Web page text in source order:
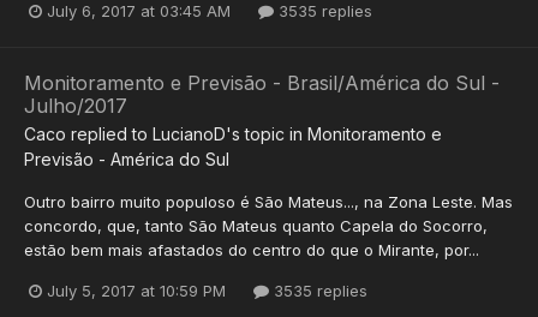
July 6, 2017 at 03:45 AM 3535 replies
Monitoramento e Previsão - Brasil/América do Sul -
Julho/2017
Caco replied to LucianoD's topic in Monitoramento e
Previsão - América do Sul
Outro bairro muito populoso é São Mateus..., na Zona Leste. Mas
concordo, que, tanto São Mateus quanto Capela do Socorro,
estão bem mais afastados do centro do que o Mirante, por...
July 5, 2017 at 10:59 PM 3535 replies